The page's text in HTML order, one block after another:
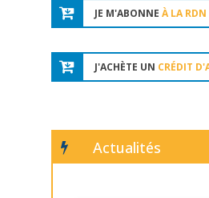
JE M'ABONNE À LA RDN
J'ACHÈTE UN CRÉDIT
Actualités